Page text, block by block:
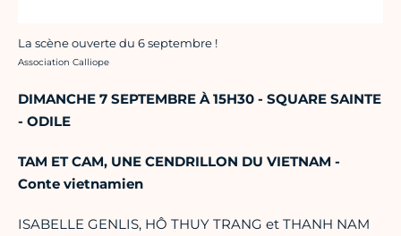
La scène ouverte du 6 septembre !
Crédit photo :
Association Calliope
DIMANCHE 7 SEPTEMBRE À 15H30 - SQUARE SAINTE
- ODILE
TAM ET CAM, UNE CENDRILLON DU VIETNAM -
Conte vietnamien
ISABELLE GENLIS, HÔ THUY TRANG et THANH NAM